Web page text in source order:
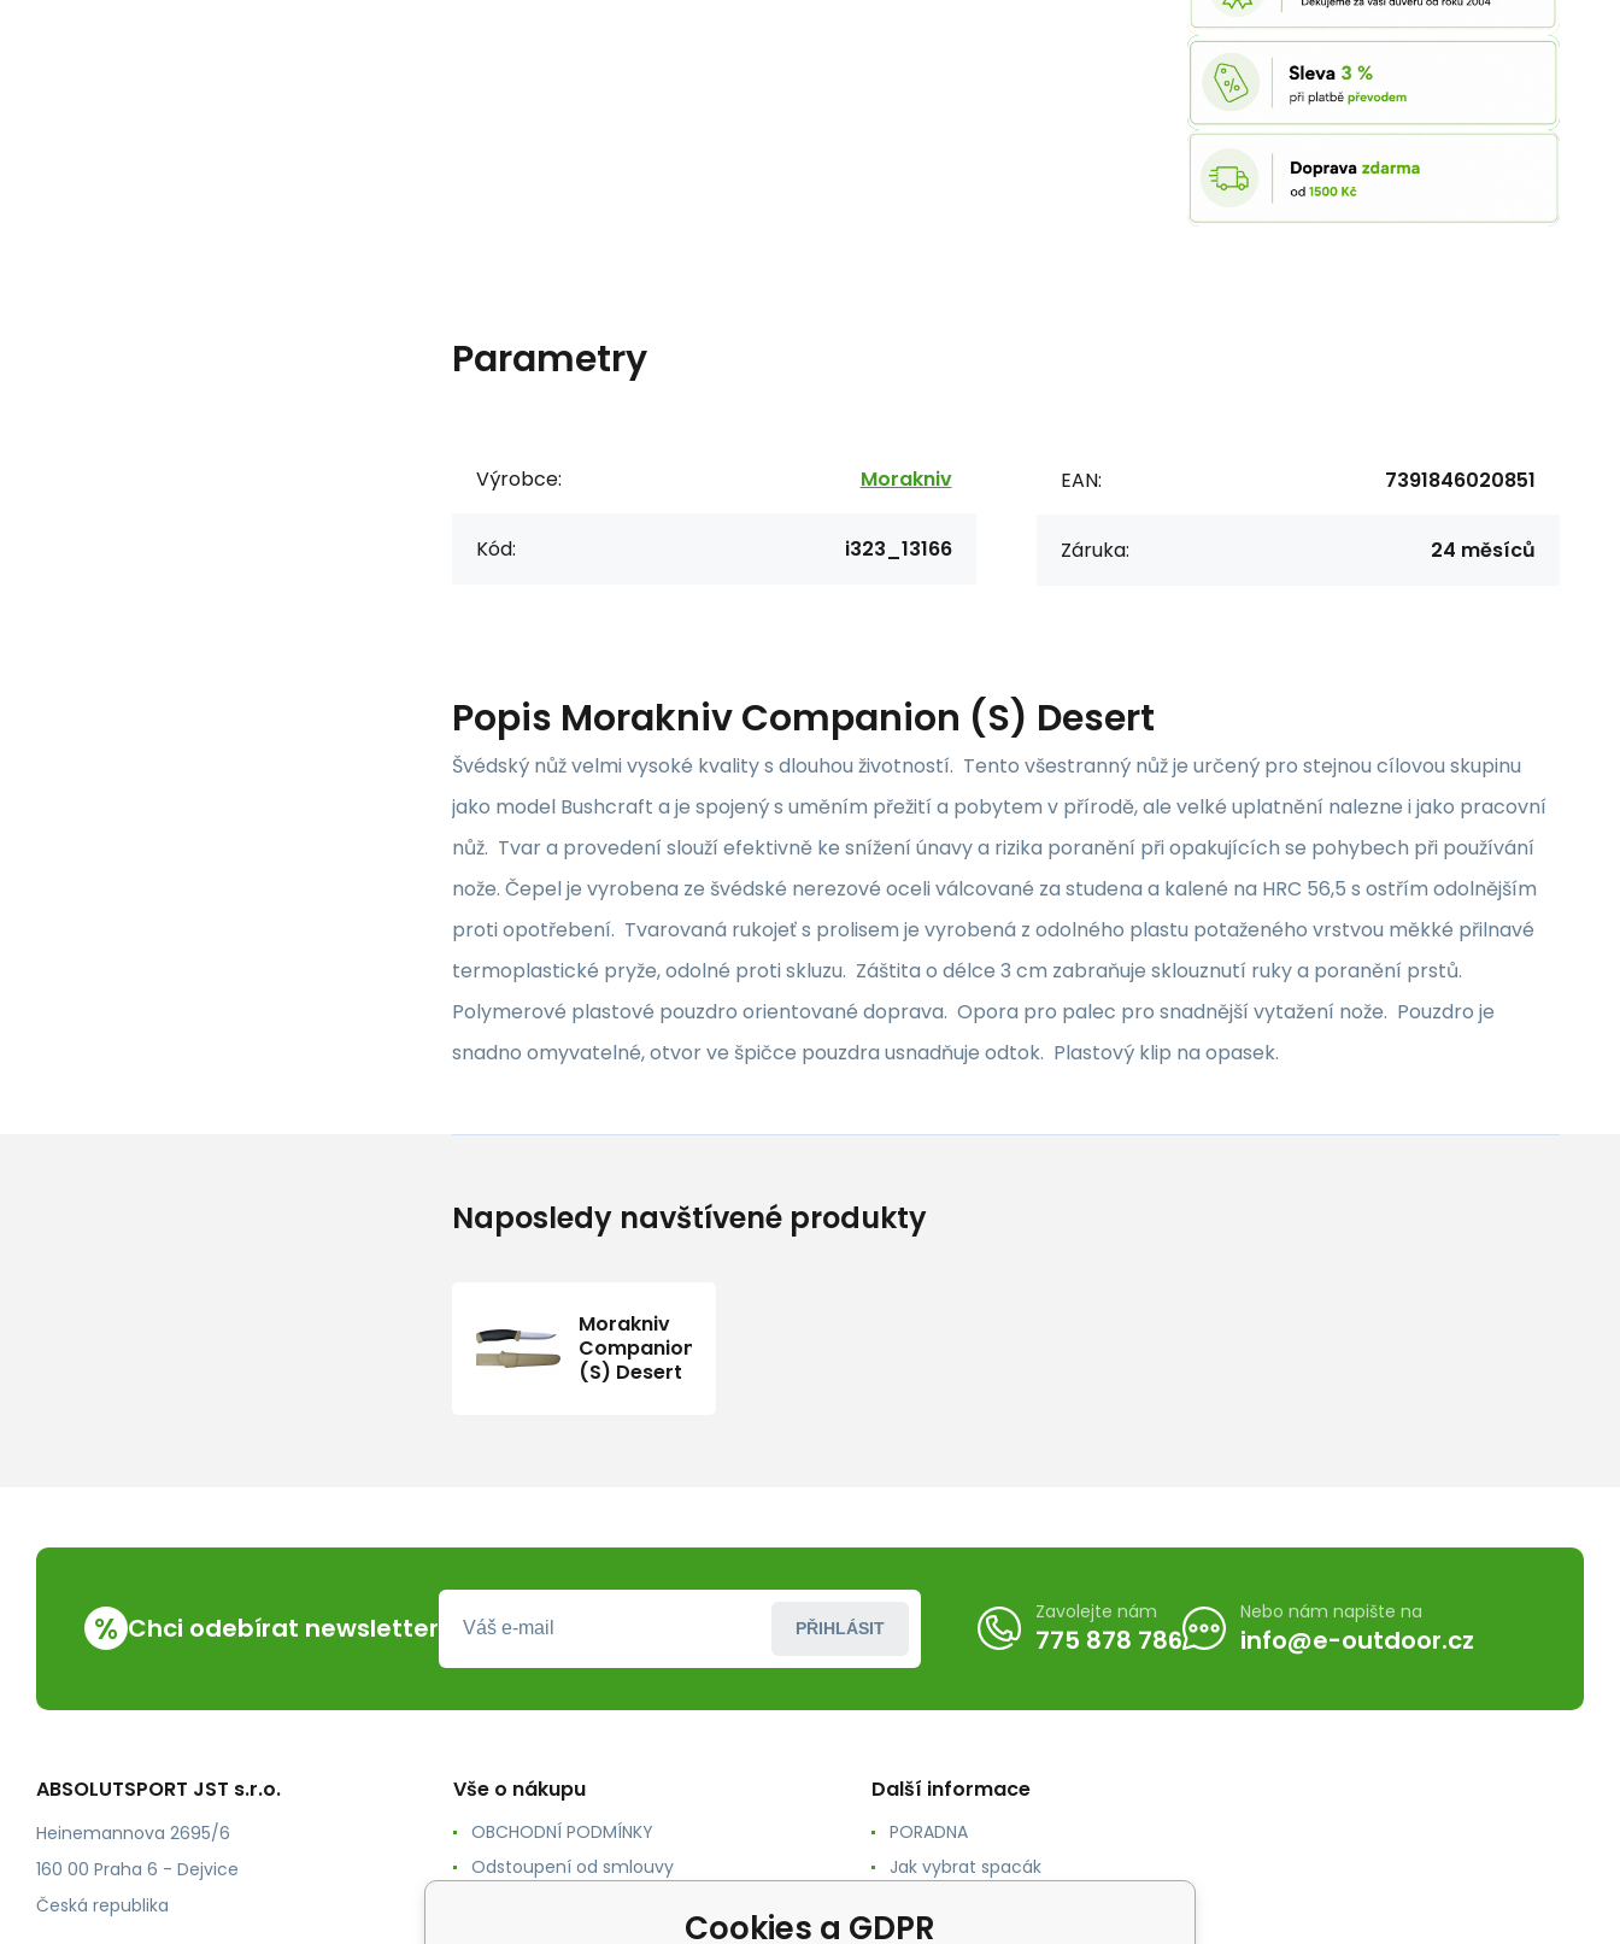
Parametry
Výrobce: Morakniv
Kód: i323_13166
EAN: 7391846020851
Záruka: 24 měsíců
Popis Morakniv Companion (S) Desert
Švédský nůž velmi vysoké kvality s dlouhou životností. Tento všestranný nůž je určený pro stejnou cílovou skupinu
jako model Bushcraft a je spojený s uměním přežití a pobytem v přírodě, ale velké uplatnění nalezne i jako pracovní
nůž. Tvar a provedení slouží efektivně ke snížení únavy a rizika poranění při opakujících se pohybech při používání
nože. Čepel je vyrobena ze švédské nerezové oceli válcované za studena a kalené na HRC 56,5 s ostřím odolnějším
proti opotřebení. Tvarovaná rukojeť s prolisem je vyrobená z odolného plastu potaženého vrstvou měkké přilnavé
termoplastické pryže, odolné proti skluzu. Záštita o délce 3 cm zabraňuje sklouznutí ruky a poranění prstů.
Polymerové plastové pouzdro orientované doprava. Opora pro palec pro snadnější vytažení nože. Pouzdro je
snadno omyvatelné, otvor ve špičce pouzdra usnadňuje odtok. Plastový klip na opasek.
Naposledy navštívené produkty
Morakniv
Companion
(S) Desert
% Chci odebírat newsletter PŘIHLÁSIT
Zavolejte nám
775 878 786
Nebo nám napište na
info@e-outdoor.cz
ABSOLUTSPORT JST s.r.o.
Heinemannova 2695/6
160 00 Praha 6 - Dejvice
Česká republika
Vše o nákupu
OBCHODNÍ PODMÍNKY
Odstoupení od smlouvy
Další informace
PORADNA
Jak vybrat spacák
Jak vybrat karimatku
Cookies a GDPR